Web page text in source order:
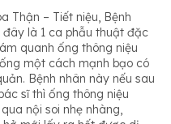
Thận – Tiết niệu, Bệnh
đây là 1 ca phẫu thuật đặc
quanh ống thông niệu
một cách mạnh bạo có
Bệnh nhân này nếu sau
sĩ thì ống thông niệu
nội soi nhẹ nhàng,